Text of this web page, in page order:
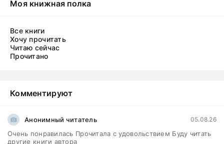
Моя книжная полка
Все книги
Хочу прочитать
Читаю сейчас
Прочитано
Комментируют
Анонимный читатель 05.08.26
Очень понравилась Прочитала с удовольствием Буду читать
другие книги автора